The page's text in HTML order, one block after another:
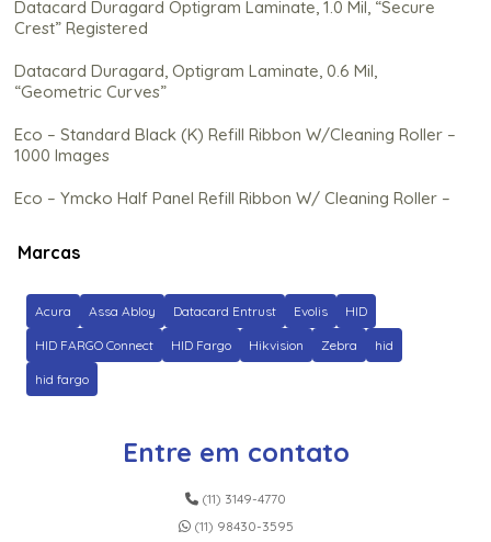
Datacard Duragard Optigram Laminate, 1.0 Mil, “Secure
Crest” Registered
Datacard Duragard, Optigram Laminate, 0.6 Mil,
“Geometric Curves”
Eco – Standard Black (K) Refill Ribbon W/Cleaning Roller –
1000 Images
Eco – Ymcko Half Panel Refill Ribbon W/ Cleaning Roller –
Eco – Ymcko Refill Ribbon C/ Rolo de Limpeza (Na) – 250
Ez – Gold Metallic Cartridge W/Cleaning Roller – 500
Images
Fargo C50 Color Ribbon – Ymcko – 100 Prints
Marcas
Acura Assa Abloy Datacard Entrust Evolis HID
HID FARGO Connect HID Fargo Hikvision Zebra hid
hid fargo
Entre em contato
(11) 3149-4770
(11) 98430-3595